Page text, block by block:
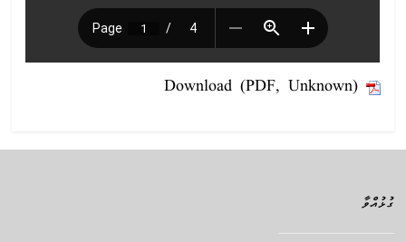
Download (PDF, Unknown)
ގުޅުއްވާ